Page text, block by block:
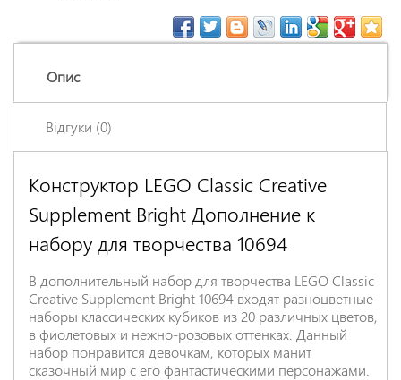
Опис
Відгуки (0)
Конструктор LEGO Classic Creative
Supplement Bright Дополнение к
набору для творчества 10694
В дополнительный набор для творчества LEGO Classic
Creative Supplement Bright 10694 входят разноцветные
наборы классических кубиков из 20 различных цветов,
в фиолетовых и нежно-розовых оттенках. Данный
набор понравится девочкам, которых манит
сказочный мир с его фантастическими персонажами.
Залишіть відгук про цей товар першими
*
Ім'я
*
Заголовок відгуку
Відгук